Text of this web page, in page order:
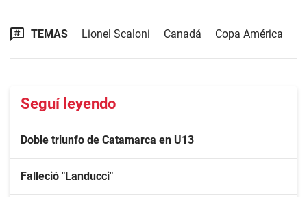
TEMAS Lionel Scaloni Canadá Copa América
Seguí leyendo
Doble triunfo de Catamarca en U13
Falleció "Landucci"